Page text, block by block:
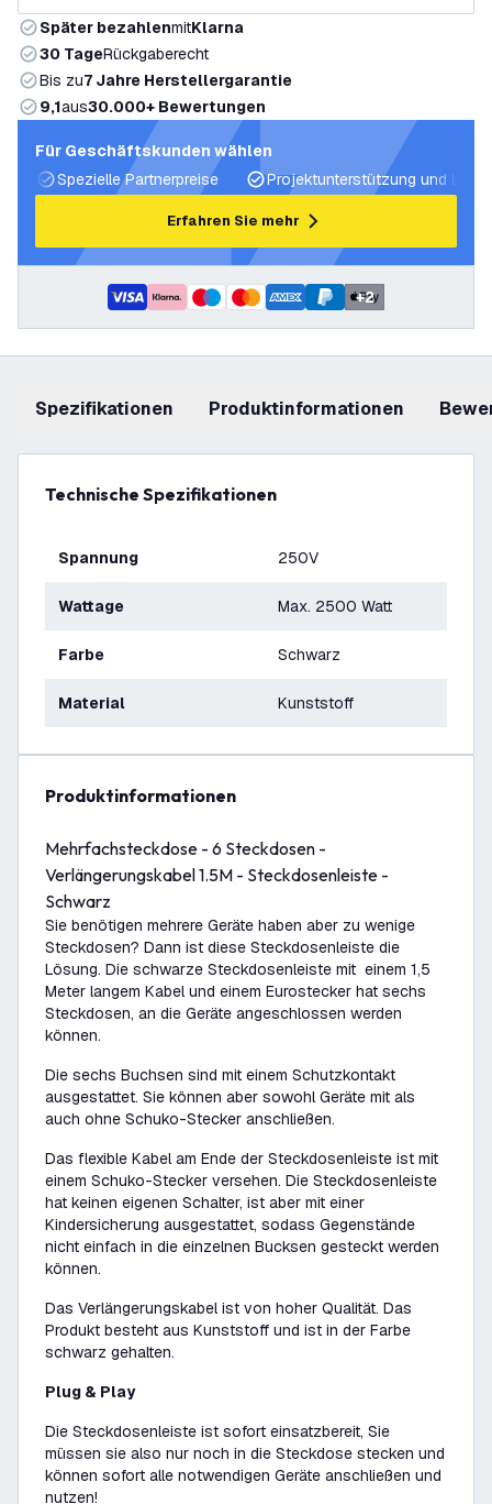
Später bezahlenmitKlarna
30 TageRückgaberecht
Bis zu7 Jahre Herstellergarantie
9,1aus30.000+ Bewertungen
Für Geschäftskunden wählen
Spezielle Partnerpreise
Projektunterstützung und
Erfahren Sie mehr
+2
Spezifikationen Produktinformationen
Technische Spezifikationen
Spannung 250V
Wattage Max. 2500 Watt
Farbe Schwarz
Material Kunststoff
Produktinformationen
Mehrfachsteckdose - 6 Steckdosen -
Verlängerungskabel 1.5M - Steckdosenleiste -
Schwarz
Sie benötigen mehrere Geräte haben aber zu wenige
Steckdosen? Dann ist diese Steckdosenleiste die
Lösung. Die schwarze Steckdosenleiste mit einem 1,5
Meter langem Kabel und einem Eurostecker hat sechs
Steckdosen, an die Geräte angeschlossen werden
können.
Die sechs Buchsen sind mit einem Schutzkontakt
ausgestattet. Sie können aber sowohl Geräte mit als
auch ohne Schuko-Stecker anschließen.
Das flexible Kabel am Ende der Steckdosenleiste ist mit
einem Schuko-Stecker versehen. Die Steckdosenleiste
hat keinen eigenen Schalter, ist aber mit einer
Kindersicherung ausgestattet, sodass Gegenstände
nicht einfach in die einzelnen Bucksen gesteckt werden
können.
Das Verlängerungskabel ist von hoher Qualität. Das
Produkt besteht aus Kunststoff und ist in der Farbe
schwarz gehalten.
Plug & Play
Die Steckdosenleiste ist sofort einsatzbereit, Sie
müssen sie also nur noch in die Steckdose stecken und
können sofort alle notwendigen Geräte anschließen und
nutzen!